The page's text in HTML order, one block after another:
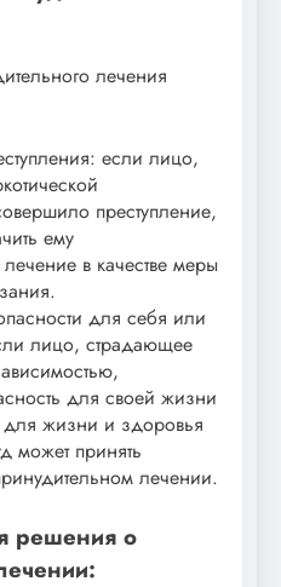
лечения
если лицо,
преступление,
ему
в качестве меры
для себя или
лицо, страдающее
для своей жизни
жизни и здоровья
может принять
лечении.
решения о